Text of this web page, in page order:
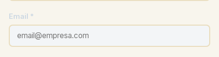
Email *